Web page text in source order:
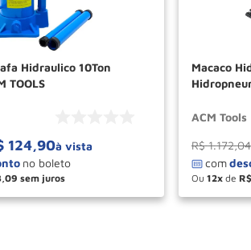
Hidraulico 10Ton
TOOLS
124,90à vista
, 09
＋ COMPRAR
Macaco
ACM Tools
R$ 1.172,04
Ou 12 de R$
－